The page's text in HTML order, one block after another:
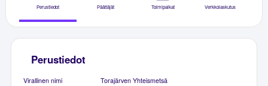
Perustiedot Päättäjät Toimipaikat Verkkolaskutus
Perustiedot
Virallinen nimi
Torajärven Yhteismetsä